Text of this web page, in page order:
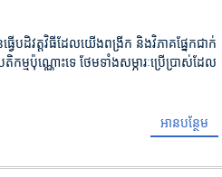
បដិវត្តវិធីដែលយើងពង្រីក និងវិភាគផ្នែកជាក់
មប៉ុណ្ណោះទេ ថែមទាំងសម្ភារៈប្រើប្រាស់ដែល
អានបន្ថែម